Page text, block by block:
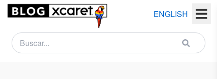
ENGLISH
NEWSLETTER